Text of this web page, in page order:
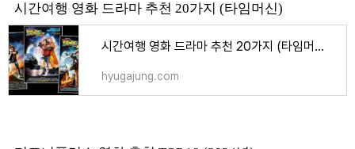
시간여행 영화 드라마 추천 20가지 (타임머신)
시간여행 영화 드라마 추천 20가지 (타임머신) - 주제별 순위, 랭킹
hyugajung.com